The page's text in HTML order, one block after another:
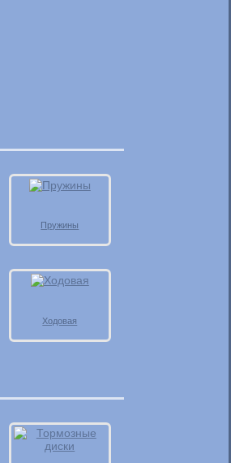
Пружины
Ходовая